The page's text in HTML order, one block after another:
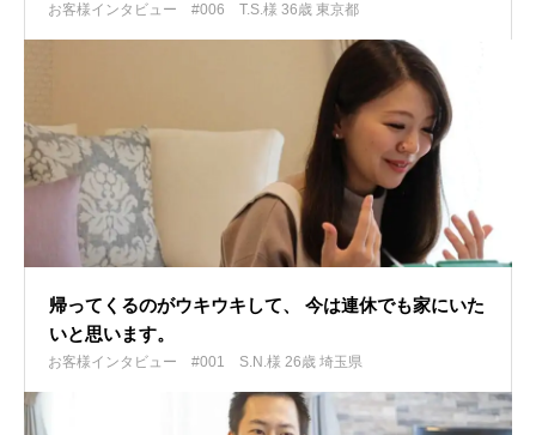
お客様インタビュー #006 T.S.様 36歳 東京都
帰ってくるのがウキウキして、 今は連休でも家にいた
いと思います。
お客様インタビュー #001 S.N.様 26歳 埼玉県